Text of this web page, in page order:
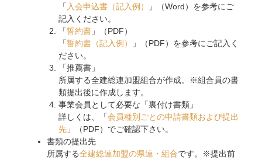
「 入会申込書（記入例）
」（Word）を参考にご
記入ください。
「誓約書 」（PDF）
「誓約書（記入例）
」（PDF）を参考にご記入く
ださい。
「推薦書」
所属する全建総連加盟組合が作成。※組合員の書
類提出後に作成します。
事業会員として必要な「裏付け書類」
詳しくは、「会員種別ごとの申請書類および提出
先 」（PDF）でご確認下さい。
書類の提出先
所属する全建総連加盟の県連・組合です。※提出前